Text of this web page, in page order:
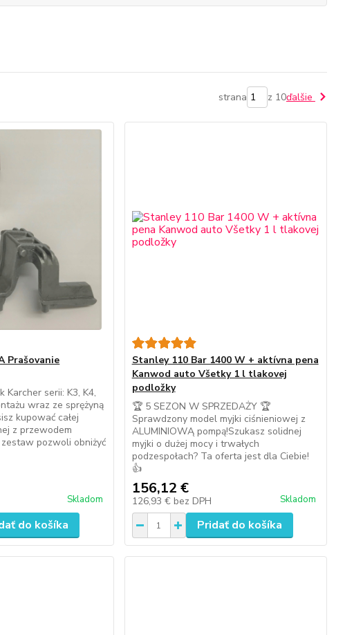
strana z 10ďalšie
Prašovanie
Karcher serii: K3, K4,
wraz ze sprężyną
kupować całej
z przewodem
pozwoli obniżyć
Skladom
do košíka
Stanley 110 Bar 1400 W + aktívna pena
Kanwod auto Všetky 1 l tlakovej
podložky
🏆 5 SEZON W SPRZEDAŻY 🏆
Sprawdzony model myjki ciśnieniowej z
ALUMINIOWĄ pompą!Szukasz solidnej
myjki o dużej mocy i trwałych
podzespołach? Ta oferta jest dla Ciebie!
👍
156,12 €
126,93 € bez DPH Skladom
Pridať do košíka